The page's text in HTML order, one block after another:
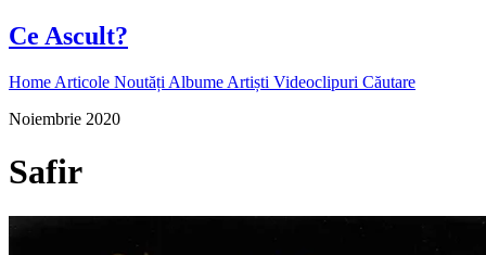
Ce Ascult?
Home Articole Noutăți Albume Artiști Videoclipuri Căutare
Noiembrie 2020
Safir